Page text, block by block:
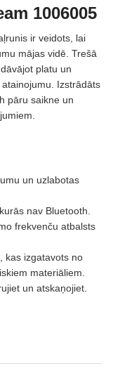
1006005
ir veidots, lai
mājas vidē. Trešā
platu un
Izstrādāts
pāru saikne un
un uzlabotas
nav Bluetooth.
frekvenču atbalsts
kas izgatavots no
materiāliem.
un atskaņojiet.